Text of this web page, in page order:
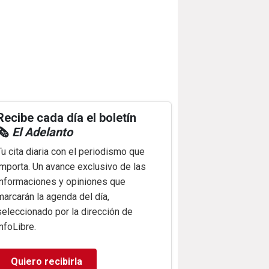
cada día el boletín
El Adelanto
cita diaria con el periodismo que
Un avance exclusivo de las
y opiniones que
la agenda del día,
por la dirección de
Quiero recibirla